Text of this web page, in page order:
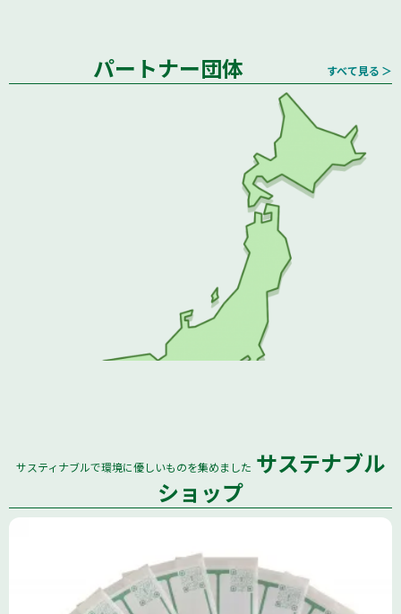
すべて見る ＞
パートナー団体
サスティナブルで環境に優しいものを集めました サステナブル
ショップ